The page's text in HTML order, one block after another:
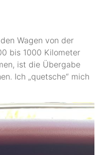
Wagen von der
bis 1000 Kilometer
ist die Übergabe
Ich „quetsche“ mich